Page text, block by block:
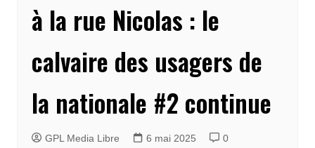
à la rue Nicolas : le
calvaire des usagers de
la nationale #2 continue
GPL Media Libre 6 mai 2025 0